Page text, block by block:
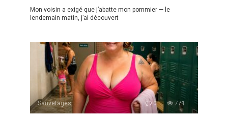
Mon voisin a exigé que j’abatte mon pommier — le
lendemain matin, j’ai découvert
Sauvetages 0 771